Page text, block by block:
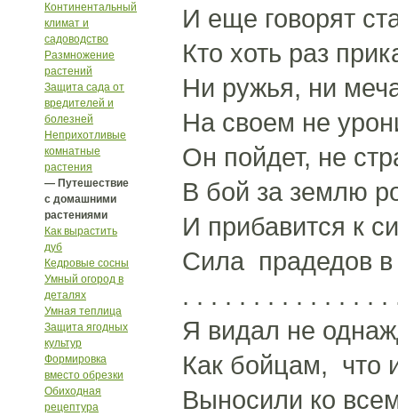
Континентальный
климат и
садоводство
Размножение
растений
Защита сада от
вредителей и
болезней
Неприхотливые
комнатные
растения
— Путешествие
с домашними
растениями
Как вырастить
дуб
Кедровые сосны
Умный огород в
деталях
Умная теплица
Защита ягодных
культур
Формировка
вместо обрезки
Обиходная
рецептура
И еще говорят
Кто хоть раз
Ни ружья, ни
На своем не
Он пойдет, не
В бой за землю
И прибавится к
Сила прадедов
. . . . . . . . . . . . . .
Я видал не
Как бойцам, что
Выносили ко